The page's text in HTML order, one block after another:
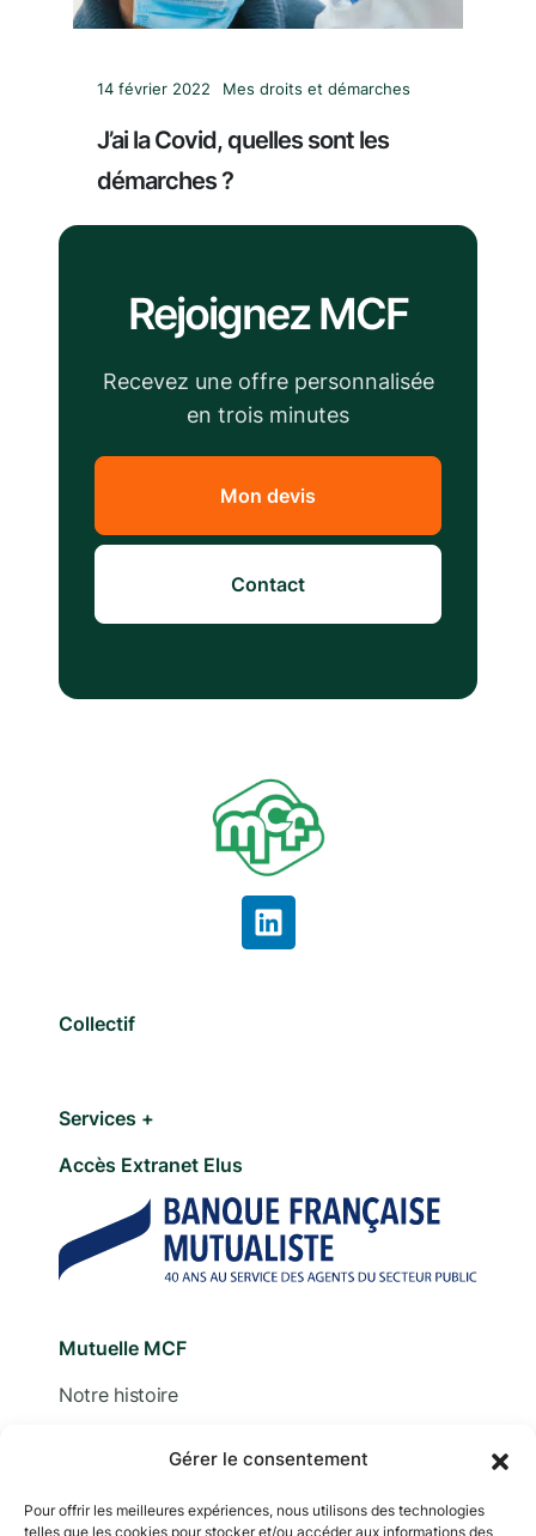
Gérer le consentement
Pour offrir les meilleures expériences, nous utilisons des technologies
telles que les cookies pour stocker et/ou accéder aux informations des
14 février 2022 Mes droits et démarches
J’ai la Covid, quelles sont les
démarches ?
Rejoignez MCF
Recevez une offre personnalisée
en trois minutes
Mon devis
Contact
Collectif
Services +
Accès Extranet Elus
Mutuelle MCF
Notre histoire